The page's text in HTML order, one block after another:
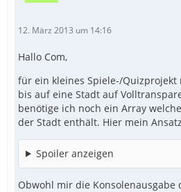
12. März 2013 um 14:16
Hallo Com,
für ein kleines Spiele-/Quizprojekt
bis auf eine Stadt auf
benötige ich noch ein Array
der Stadt enthält. Hier mein
Spoiler anzeigen
Obwohl mir die Konsolenausgabe